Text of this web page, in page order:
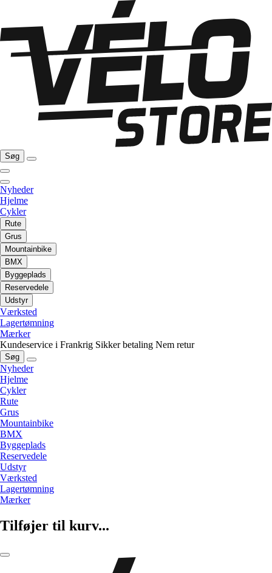
Søg
Nyheder
Hjelme
Cykler
Rute
Grus
Mountainbike
BMX
Byggeplads
Reservedele
Udstyr
Værksted
Lagertømning
Mærker
Kundeservice i Frankrig Sikker betaling Nem retur
Søg
Nyheder
Hjelme
Cykler
Rute
Grus
Mountainbike
BMX
Byggeplads
Reservedele
Udstyr
Værksted
Lagertømning
Mærker
Tilføjer til kurv...